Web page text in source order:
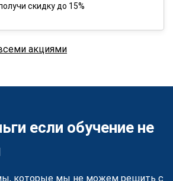
скидку до 15%
акциями
если обучение не
которые мы не можем решить с